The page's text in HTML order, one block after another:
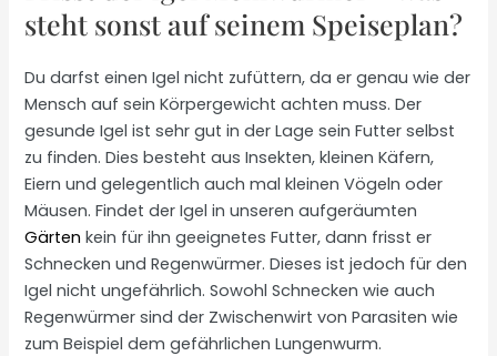
steht sonst auf seinem Speiseplan?
Du darfst einen Igel nicht zufüttern, da er genau wie der
Mensch auf sein Körpergewicht achten muss. Der
gesunde Igel ist sehr gut in der Lage sein Futter selbst
zu finden. Dies besteht aus Insekten, kleinen Käfern,
Eiern und gelegentlich auch mal kleinen Vögeln oder
Mäusen. Findet der Igel in unseren aufgeräumten
Gärten kein für ihn geeignetes Futter, dann frisst er
Schnecken und Regenwürmer. Dieses ist jedoch für den
Igel nicht ungefährlich. Sowohl Schnecken wie auch
Regenwürmer sind der Zwischenwirt von Parasiten wie
zum Beispiel dem gefährlichen Lungenwurm.